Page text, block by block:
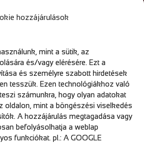
hozzájárulások
mint a sütik, az
és/vagy elérésére. Ezt a
és személyre szabott hirdetések
tesszük. Ezen technológiákhoz való
számunkra, hogy olyan adatokat
oldalon, mint a böngészési viselkedés
A hozzájárulás megtagadása vagy
befolyásolhatja a weblap
funkciókat. pl.: A GOOGLE
TÁJÉKOZTATÓ